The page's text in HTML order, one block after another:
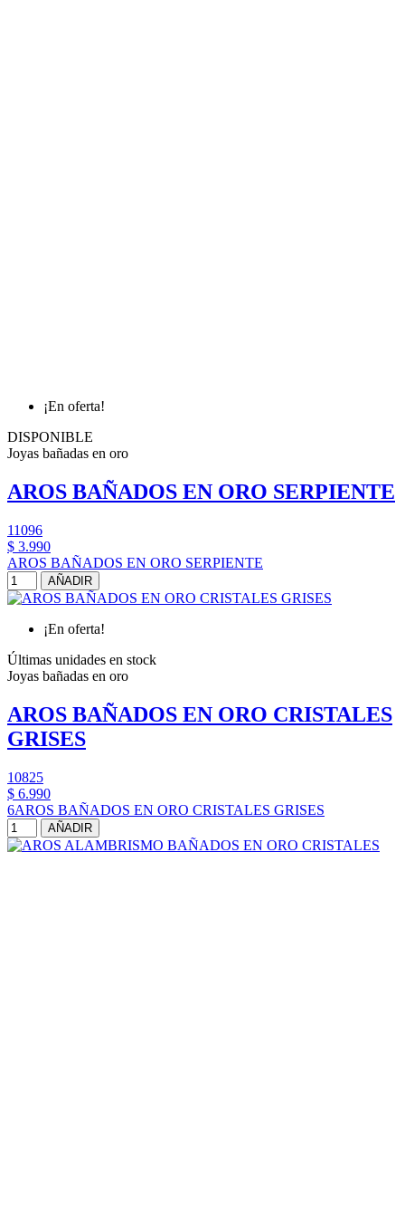
¡En oferta!
DISPONIBLE
Joyas bañadas en oro
AROS BAÑADOS EN ORO SERPIENTE
11096
$ 3.990
AROS BAÑADOS EN ORO SERPIENTE
AÑADIR
¡En oferta!
Últimas unidades en stock
Joyas bañadas en oro
AROS BAÑADOS EN ORO CRISTALES
GRISES
10825
$ 6.990
6AROS BAÑADOS EN ORO CRISTALES GRISES
AÑADIR